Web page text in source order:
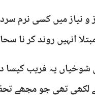
و نیاز میں کسی نرم
انہیں روند کر نا
شوخیاں یہ فریب کیسا
تھی جو مجھے